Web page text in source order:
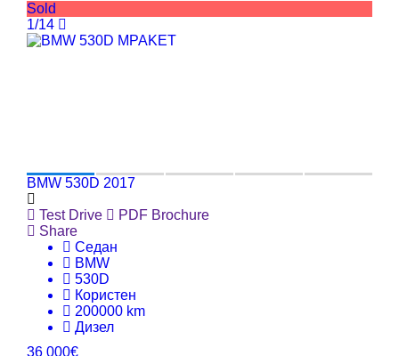
Sold
1/14
BMW 530D 2017
Test Drive
PDF Brochure
Share
Седан
BMW
530D
Користен
200000 km
Дизел
36 000€